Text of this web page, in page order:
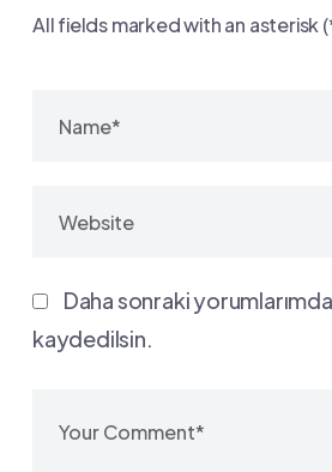
All fields marked with an asterisk
Daha sonraki
kaydedilsin.